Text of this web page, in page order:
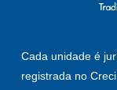
Cada unidade é
registrada no Creci.